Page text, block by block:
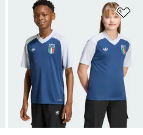
Dodaj do listy życzeń